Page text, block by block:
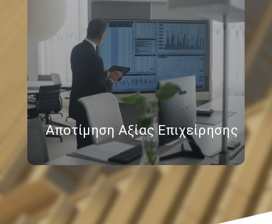
Αποτίμηση Αξίας Επιχείρησης